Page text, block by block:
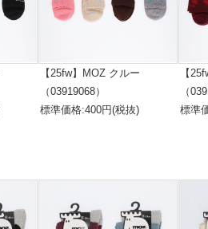
【25fw】MOZ クルー
（03919068）
標準価格:400円(税抜)
【
（
標準